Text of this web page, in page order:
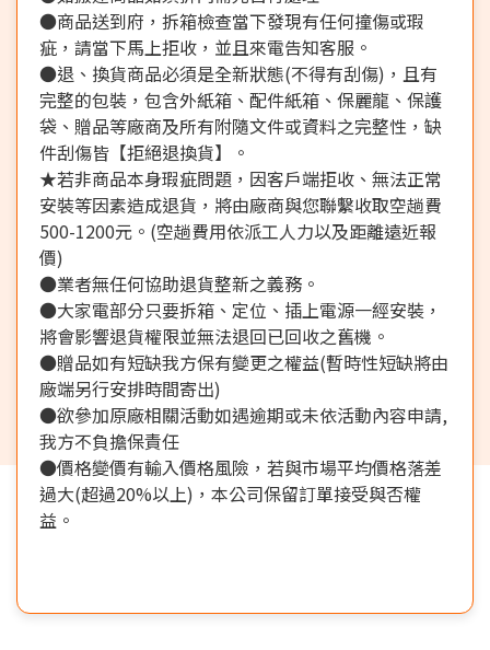
●商品送到府，拆箱檢查當下發現有任何撞傷或瑕
疵，請當下馬上拒收，並且來電告知客服。
●退、換貨商品必須是全新狀態(不得有刮傷)，且有
完整的包裝，包含外紙箱、配件紙箱、保麗龍、保護
袋、贈品等廠商及所有附隨文件或資料之完整性，缺
件刮傷皆【拒絕退換貨】。
★若非商品本身瑕疵問題，因客戶端拒收、無法正常
安裝等因素造成退貨，將由廠商與您聯繫收取空趟費
500-1200元。(空趟費用依派工人力以及距離遠近報
價)
●業者無任何協助退貨整新之義務。
●大家電部分只要拆箱、定位、插上電源一經安裝，
將會影響退貨權限並無法退回已回收之舊機。
●贈品如有短缺我方保有變更之權益(暫時性短缺將由
廠端另行安排時間寄出)
●欲參加原廠相關活動如遇逾期或未依活動內容申請,
我方不負擔保責任
●價格變價有輸入價格風險，若與市場平均價格落差
過大(超過20%以上)，本公司保留訂單接受與否權
益。